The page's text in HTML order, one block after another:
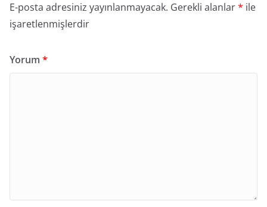
E-posta adresiniz yayınlanmayacak. Gerekli alanlar* ile
işaretlenmişlerdir
Yorum *